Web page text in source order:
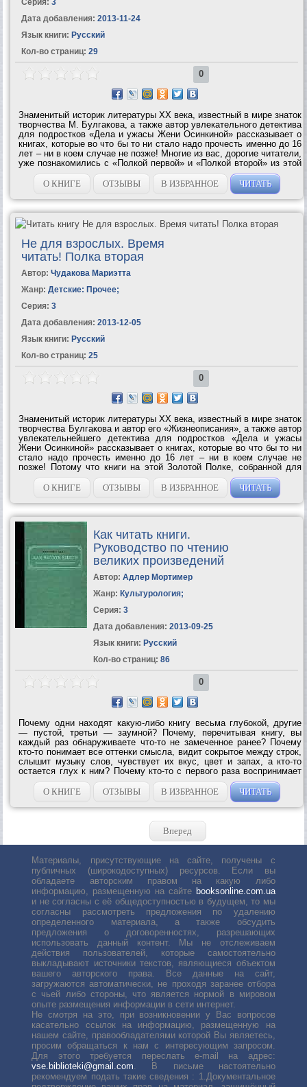
Серия: 3
Дата добавления: 2013-11-24
Язык книги: Русский
Кол-во страниц: 29
0
Знаменитый историк литературы ХХ века, известный в мире знаток
творчества М. Булгакова, а также автор увлекательного детектива
для подростков «Дела и ужасы Жени Осинкиной» рассказывает о
книгах, которые во что бы то ни стало надо прочесть именно до 16
лет – ни в коем случае не позже! Многие из вас, дорогие читатели,
уже познакомились с «Полкой первой» и «Полкой второй» из этой
серии книг, теперь перед вами – «Полка...
О КНИГЕ
ОТЗЫВЫ В ИЗБРАННОЕ ЧИТАТЬ
Не для взрослых. Время
читать! Полка вторая
Автор: Чудакова Мариэтта
Жанр: Детские: Прочее;
Серия: 3
Дата добавления: 2013-12-05
Язык книги: Русский
Кол-во страниц: 25
0
Знаменитый историк литературы ХХ века, известный в мире знаток
творчества Булгакова и автор его «Жизнеописания», а также автор
увлекательнейшего детектива для подростков «Дела и ужасы
Жени Осинкиной» рассказывает о книгах, которые во что бы то ни
стало надо прочесть именно до 16 лет – ни в коем случае не
позже! Потому что книги на этой Золотой Полке, собранной для
вас Мариэттой Чудаковой, так хитро написаны, что если вы
опоздаете и...
О КНИГЕ ОТЗЫВЫ В ИЗБРАННОЕ ЧИТАТЬ
Как читать книги.
Руководство по чтению
великих произведений
Автор: Адлер Мортимер
Жанр: Культурология;
Серия: 3
Дата добавления: 2013-09-25
Язык книги: Русский
Кол-во страниц: 86
0
Почему одни находят какую-либо книгу весьма глубокой, другие
— пустой, третьи — заумной? Почему, перечитывая книгу, вы
каждый раз обнаруживаете что-то не замеченное ранее? Почему
кто-то понимает все оттенки смысла, видит сокрытое между строк,
слышит музыку слов, чувствует их вкус, цвет и запах, а кто-то
остается глух к ним? Почему кто-то с первого раза воспринимает
содержимое учебника, а кому-то нужно многократно его
объяснять? Чтобы...
О КНИГЕ ОТЗЫВЫ В ИЗБРАННОЕ ЧИТАТЬ
Вперед
Материалы, присутствующие на сайте, получены с
публичных (широкодоступных) ресурсов. Если вы
обладаете авторским правом на какую либо
информацию, размещенную на сайте booksonline.com.ua
и не согласны с её общедоступностью в будущем, то мы
согласны рассмотреть предложения по удалению
определенного материала, а также обсудить
предложения о договоренностях, разрешающих
использовать данный контент. Мы не отслеживаем
действия пользователей, которые самостоятельно
выкладывают источники текстов, являющиеся объектом
вашего авторского права. Все данные на сайт,
загружаются автоматически, не проходя заранее отбора
с чьей либо стороны, что является нормой в мировом
опыте размещения информации в сети интернет.
Не смотря на это, при возникновении у Вас вопросов
касательно ссылок на информацию, размещенную на
нашем сайте, правообладателями которой Вы являетесь,
просим обращаться к нам с интересующим запросом.
Для этого требуется переслать е-mail на адрес:
vse.biblioteki@gmail.com . В письме настоятельно
рекомендуем подать такие сведения : 1.Документальное